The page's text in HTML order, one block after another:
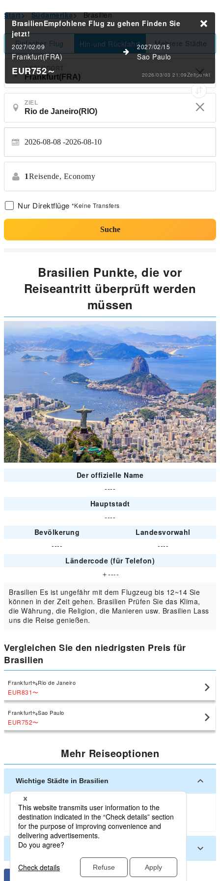
Start> Südamerika> Brasilien
Einfacher Flug Hin-und Rückfahrt Mehrere Städte
ABFLUGORT
ZIEL
2026-08-08 2026-08-10
1Reisende, Economy
Nur Direktflüge *Keine Transfers
Suche
BrasilienEmpfohlene Flug zu gehen Finden Sie
jetzt!
2027/02/09
Frankfurt(FRA)
2027/02/15
Sao Paulo
EUR752～ 2026/03/03 21:09Zeitpunkt
Brasilien Punkte, die vor
Reiseantritt überprüft werden
müssen
Der offizielle Name
----
Hauptstadt
----
Bevölkerung
Landesvorwahl
----
----
Ländercode (für Telefon)
＋----
Brasilien Es ist ungefähr mit dem Flugzeug bis 12~14 Sie
können in der Zeit gehen. Brasilien Prüfen Sie das Klima,
die Währung, die Religion, die Manieren usw. Brasilien Lass
uns die Reise genießen.
Vergleichen Sie den niedrigsten Preis für
Brasilien
Frankfurt Rio de Janeiro
EUR831〜
Frankfurt Sao Paulo
EUR752〜
Mehr Reiseoptionen
Wichtige Städte in Brasilien
Rio de JaneiroSao PauloSalvadorCuritiba
Foz do Iguacu
Andere Städte in Brasilien
Campo Grande Belo HorizonteBelemBrasilia